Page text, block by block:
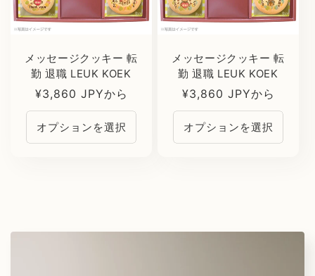
メッセージクッキー 転
勤 退職 LEUK KOEK
通
常
価
格
¥3,860 JPYから
オプションを選択
メッセージクッキー 転
勤 退職 LEUK KOEK
通
常
価
格
¥3,860 JPYから
オプションを選択